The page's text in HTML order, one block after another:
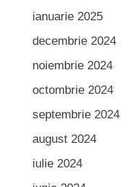
ianuarie 2025
decembrie 2024
noiembrie 2024
octombrie 2024
septembrie 2024
august 2024
iulie 2024